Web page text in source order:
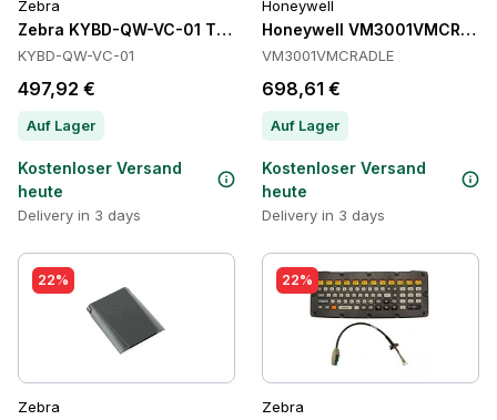
Zebra
Zebra KYBD-QW-VC-01 Tastaturen
KYBD-QW-VC-01
497,92 €
Auf Lager
Kostenloser Versand
heute
Delivery in 3 days
Honeywell
Honeywell
VM3001VMCRADLE
698,61 €
Auf Lager
Kostenloser Versand
heute
Delivery in 3 days
22%
Zebra
22%
Zebra